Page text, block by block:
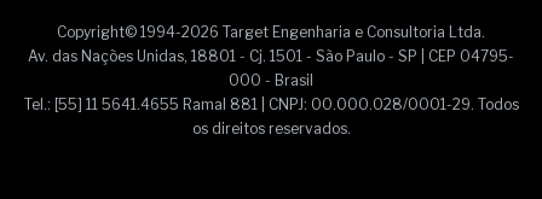
Copyright© 1994-2026 Target Engenharia e Consultoria Ltda.
Av. das Nações Unidas, 18801 - Cj. 1501 - São Paulo - SP | CEP 04795-
000 - Brasil
Tel.: [55] 11 5641.4655 Ramal 881 | CNPJ: 00.000.028/0001-29. Todos
os direitos reservados.